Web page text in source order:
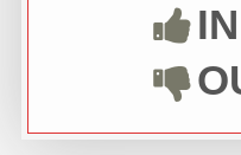
IN